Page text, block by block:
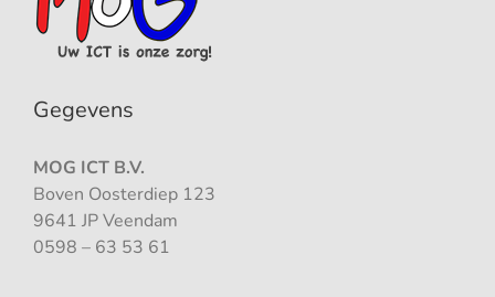
Gegevens
MOG ICT B.V.
Boven Oosterdiep 123
9641 JP Veendam
0598 – 63 53 61